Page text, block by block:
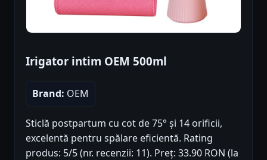
Irigator intim OEM 500ml
Brand: OEM
Sticlă postpartum cu cot de 75° și 14 orificii,
excelentă pentru spălare eficientă. Rating
produs: 5/5 (nr. recenzii: 11). Preț: 33.90 RON (la